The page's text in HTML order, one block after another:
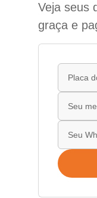
Veja seus
graça e